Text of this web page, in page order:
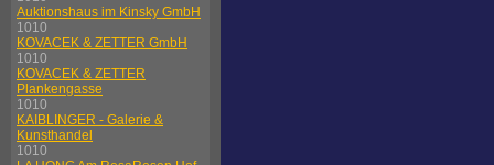
Auktionshaus im Kinsky GmbH
1010
KOVACEK & ZETTER GmbH
1010
KOVACEK & ZETTER
Plankengasse
1010
KAIBLINGER - Galerie &
Kunsthandel
1010